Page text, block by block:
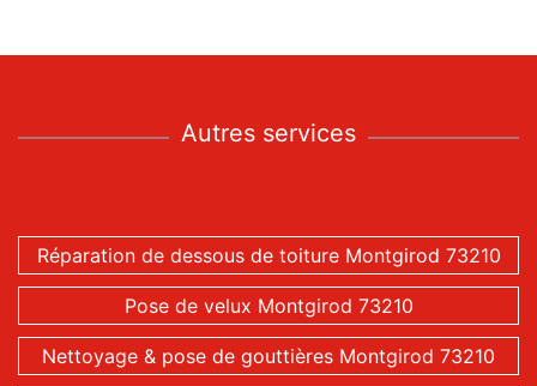
Autres services
Réparation de dessous de toiture Montgirod 73210
Pose de velux Montgirod 73210
Nettoyage & pose de gouttières Montgirod 73210